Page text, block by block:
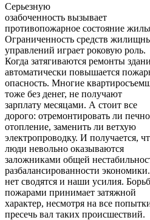
Серьезную
озабоченность вызывает
противопожарное состояние
Ограниченность средств
управлений играет роковую роль.
Когда затягиваются ремонты
автоматически повышается
опасность. Многие
тоже без денег, не получают
зарплату месяцами. А стоит все
дорого: отремонтировать ли
отопление, заменить ли ветхую
электропроводку. И получается,
люди невольно оказываются
заложниками общей
разбалансированности
нет сводятся и наши усилия.
пожарами принимает затяжной
характер, несмотря на все
пресечь вал таких происшествий.